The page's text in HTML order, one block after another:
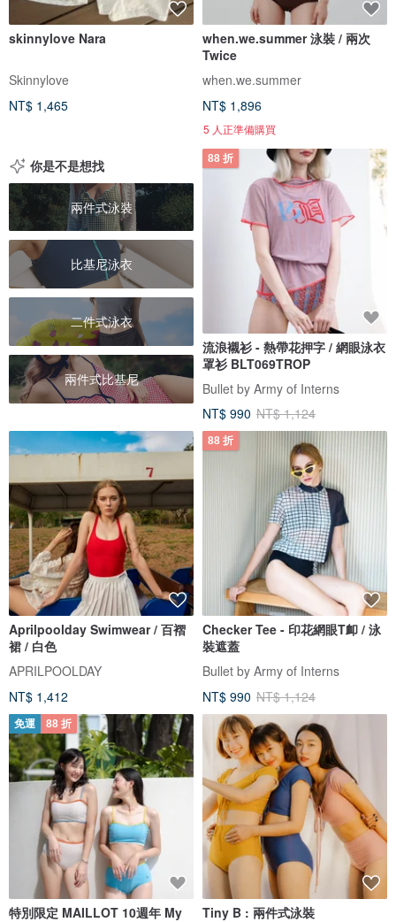
skinnylove Nara
Skinnylove
NT$ 1,465
when.we.summer 泳裝 / 兩次
Twice
when.we.summer
NT$ 1,896
5 人正準備購買
你是不是想找
兩件式泳裝
比基尼泳衣
二件式泳衣
兩件式比基尼
88 折
流浪襯衫 - 熱帶花押字 / 網眼泳衣
罩衫 BLT069TROP
Bullet by Army of Interns
NT$ 990 NT$ 1,124
Aprilpoolday Swimwear / 百褶
裙 / 白色
APRILPOOLDAY
NT$ 1,412
88 折
Checker Tee - 印花網眼T卹 / 泳
裝遮蓋
Bullet by Army of Interns
NT$ 990 NT$ 1,124
免運 88 折
特別限定 MAILLOT 10週年 My
Tiny B : 兩件式泳裝